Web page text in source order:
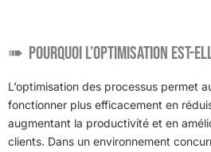
Pourquoi l’optimisation est-
L’optimisation des processus permet
fonctionner plus efficacement en
augmentant la productivité et en
clients. Dans un environnement